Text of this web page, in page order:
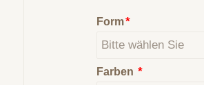
Form*
Farben *